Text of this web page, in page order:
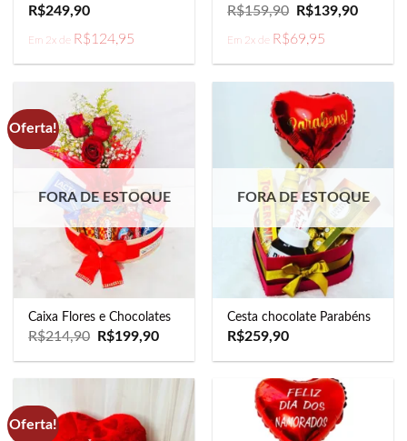
R$249,90
Em 2x de R$124,95
R$159,90
O
preço
original
era:
R$139,90O
Em 2x de R$69,95
Oferta!
FORA DE ESTOQUE
Caixa Flores e Chocolates
R$214,90
O
preço
R$214,90.
R$199,90O
R$199,90.
FORA DE ESTOQUE
Cesta chocolate Parabéns
R$259,90
Oferta!